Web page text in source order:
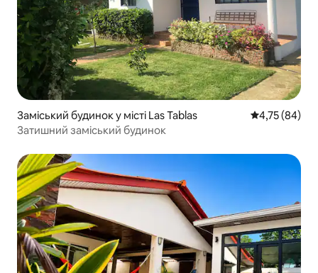
Заміський будинок у місті Las Tablas Середня
4,75 (84)
Затишний заміський будинок